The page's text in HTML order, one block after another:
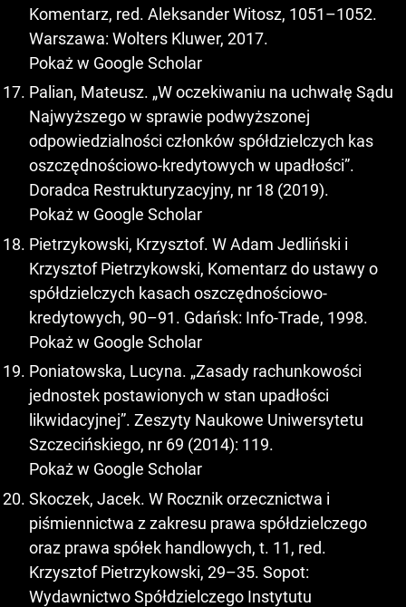
Komentarz, red. Aleksander Witosz, 1051–1052.
Warszawa: Wolters Kluwer, 2017.
Pokaż w Google Scholar
Palian, Mateusz. „W oczekiwaniu na uchwałę Sądu
Najwyższego w sprawie podwyższonej
odpowiedzialności członków spółdzielczych kas
oszczędnościowo-kredytowych w upadłości”.
Doradca Restrukturyzacyjny, nr 18 (2019).
Pokaż w Google Scholar
Pietrzykowski, Krzysztof. W Adam Jedliński i
Krzysztof Pietrzykowski, Komentarz do ustawy o
spółdzielczych kasach oszczędnościowo-
kredytowych, 90–91. Gdańsk: Info-Trade, 1998.
Pokaż w Google Scholar
Poniatowska, Lucyna. „Zasady rachunkowości
jednostek postawionych w stan upadłości
likwidacyjnej”. Zeszyty Naukowe Uniwersytetu
Szczecińskiego, nr 69 (2014): 119.
Pokaż w Google Scholar
Skoczek, Jacek. W Rocznik orzecznictwa i
piśmiennictwa z zakresu prawa spółdzielczego
oraz prawa spółek handlowych, t. 11, red.
Krzysztof Pietrzykowski, 29–35. Sopot:
Wydawnictwo Spółdzielczego Instytutu